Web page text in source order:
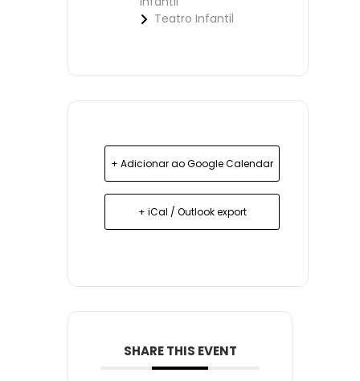
Teatro Infantil
+ Adicionar ao Google Calendar
+ iCal / Outlook export
SHARE THIS EVENT